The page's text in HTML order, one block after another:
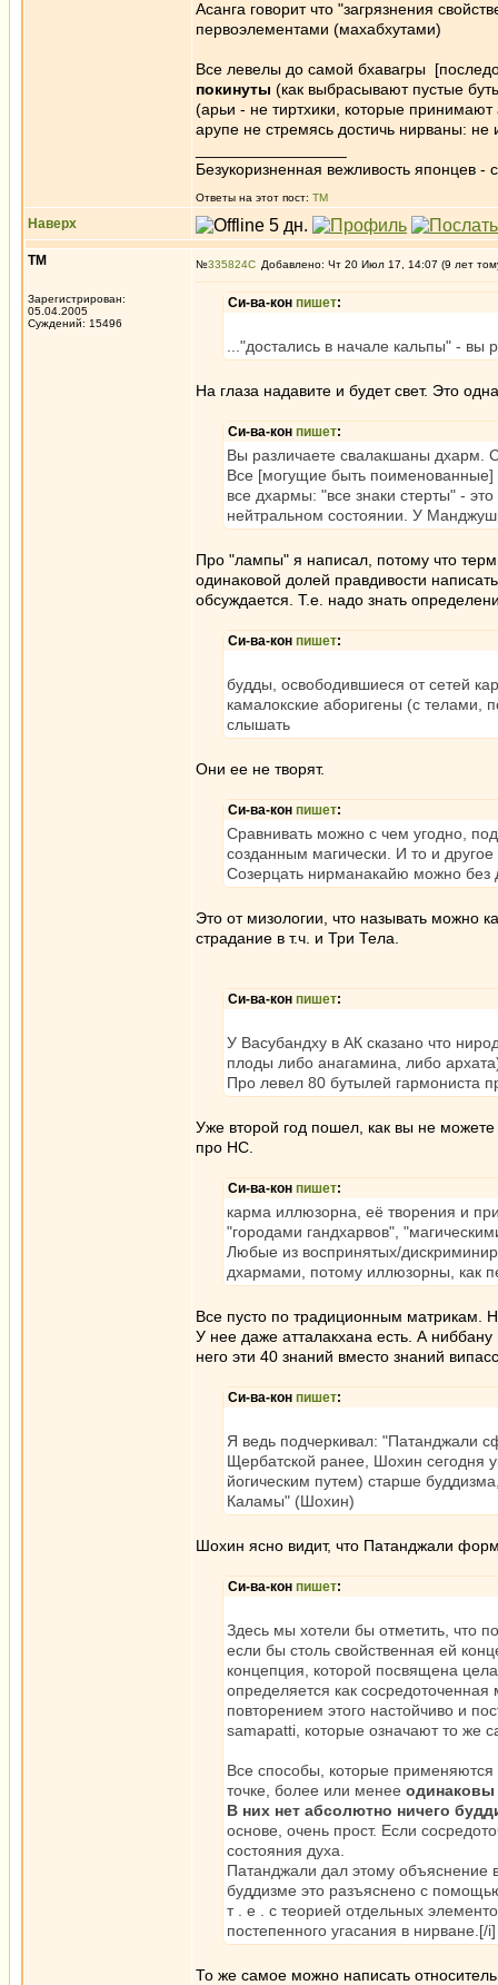
Асанга говорит что "загрязнения
первоэлементами (махабхутами)
Все левелы до самой бхавагры
покинуты (как выбрасывают пустые
(арьи - не тиртхики, которые
арупе не стремясь достичь нирваны:
Безукоризненная вежливость японцев -
Ответы на этот пост: ТМ
Наверх
ТМ
Зарегистрирован:
05.04.2005
Суждений: 15496
№335824 Добавлено: Чт 20 Июл 17, 14:07 (9 лет
Си-ва-кон пишет:
..."достались в начале кальпы" -
На глаза надавите и будет свет. Это
Си-ва-кон пишет:
Вы различаете свалакшаны дхарм.
Все [могущие быть поименованные]
все дхармы: "все знаки стерты" -
нейтральном состоянии. У
Про "лампы" я написал, потому что
одинаковой долей правдивости
обсуждается. Т.е. надо знать
Си-ва-кон пишет:
будды, освободившиеся от сетей
камалокские аборигены (с телами,
слышать
Они ее не творят.
Си-ва-кон пишет:
Сравнивать можно с чем угодно,
созданным магически. И то и
Созерцать нирманакайю можно без
Это от мизологии, что называть можно
страдание в т.ч. и Три Тела.
Си-ва-кон пишет:
У Васубандху в АК сказано что
плоды либо анагамина, либо
Про левел 80 бутылей гармониста
Уже второй год пошел, как вы не
про НС.
Си-ва-кон пишет:
карма иллюзорна, её творения и
"городами гандхарвов",
Любые из воспринятых/
дхармами, потому иллюзорны, как
Все пусто по традиционным матрикам.
У нее даже атталакхана есть. А
него эти 40 знаний вместо знаний
Си-ва-кон пишет:
Я ведь подчеркивал: "Патанджали
Щербатской ранее, Шохин сегодня
йогическим путем) старше
Каламы" (Шохин)
Шохин ясно видит, что Патанджали
Си-ва-кон пишет:
Здесь мы хотели бы отметить, что
если бы столь свойственная ей
концепция, которой посвящена
определяется как
повторением этого настойчиво и
samapatti, которые означают то же
Все способы, которые применяются
точке, более или менее одинаковы
В них нет абсолютно ничего
основе, очень прост. Если
состояния духа.
Патанджали дал этому объяснение
буддизме это разъяснено с
т . е . с теорией отдельных
постепенного угасания в нирване.[/i]
То же самое можно написать